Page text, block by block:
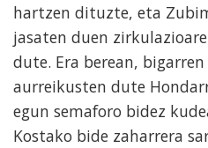
hartzen dituzte, eta
jasaten duen
dute. Era berean,
aurreikusten dute
egun semaforo bidez
Kostako bide zaharrera